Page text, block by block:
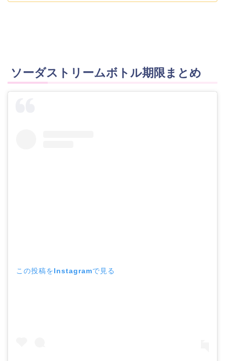
ソーダストリームボトル期限まとめ
この投稿をInstagramで見る